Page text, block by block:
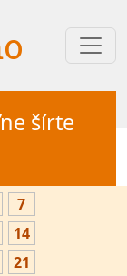
šírte
7
14
21